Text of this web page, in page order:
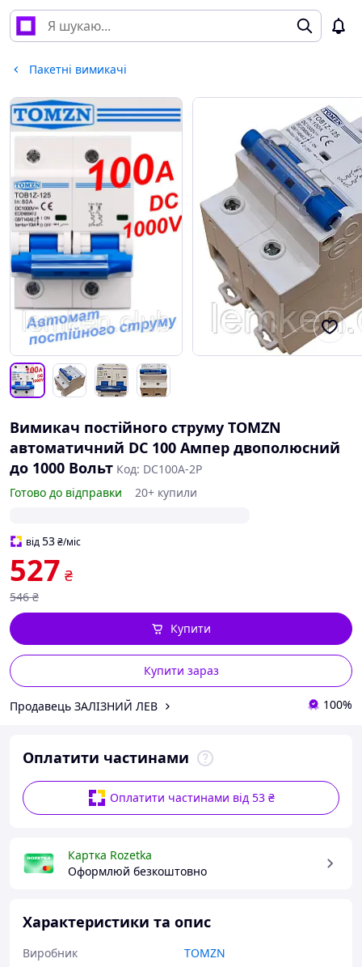
Пакетні вимикачі
Вимикач постійного струму TOMZN
автоматичний DC 100 Ампер двополюсний
до 1000 Вольт Код: DC100A-2P
Готово до відправки
20+ купили
від53₴/міс
527 ₴
546 ₴
Купити зараз
Купити
Продавець ЗАЛІЗНИЙ ЛЕВ 100%
Оплатити частинами
Оплатити частинами від 53 ₴
Картка Rozetka
Оформлюй безкоштовно
Характеристики та опис
Виробник TOMZN